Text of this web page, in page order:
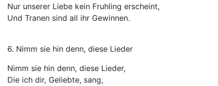
Nur unserer Liebe kein Fruhling erscheint,
Und Tranen sind all ihr Gewinnen.
6. Nimm sie hin denn, diese Lieder
Nimm sie hin denn, diese Lieder,
Die ich dir, Geliebte, sang,